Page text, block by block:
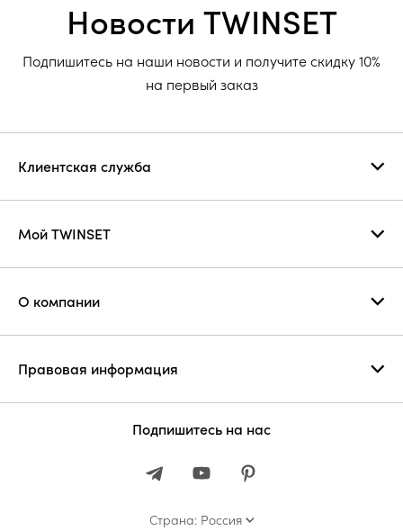
Новости TWINSET
Подпишитесь на наши новости и получите скидку 10%
на первый заказ
Клиентская служба
Мой TWINSET
О компании
Правовая информация
Подпишитесь на нас
Страна: Россия